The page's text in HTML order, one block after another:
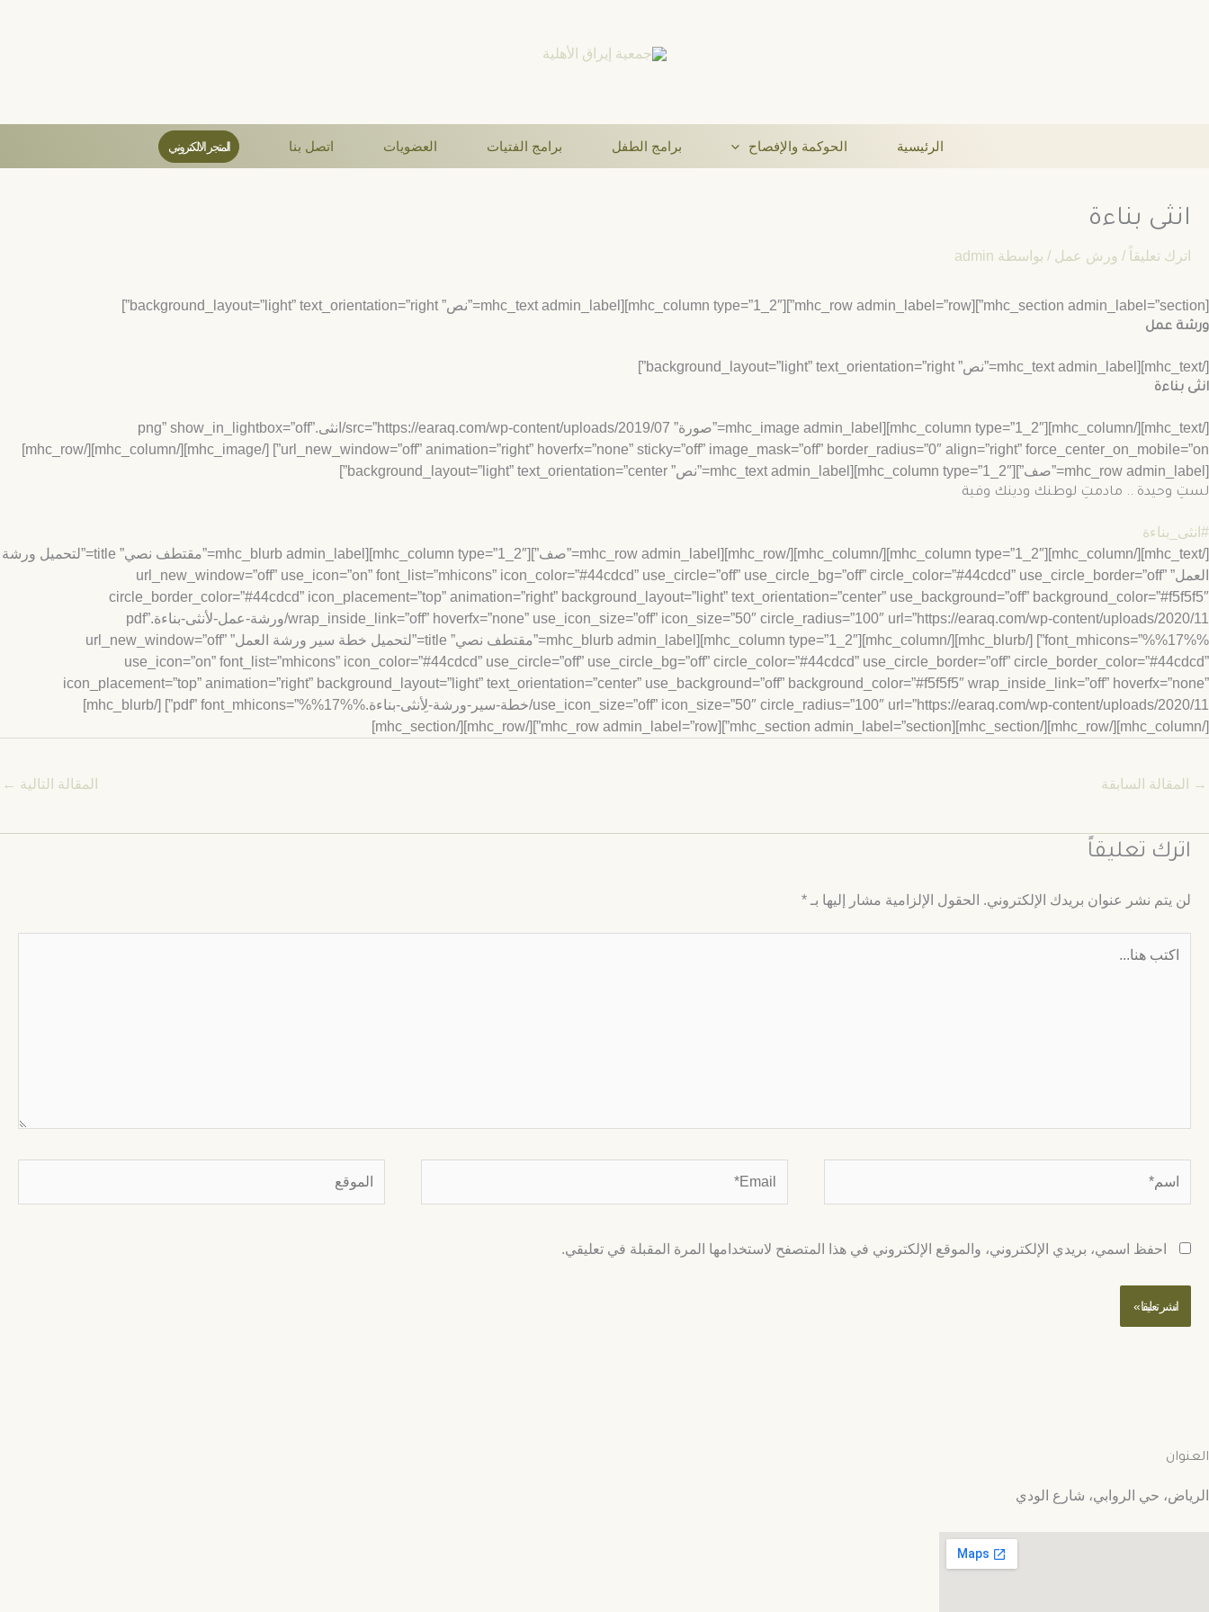
الرئيسية الحوكمة والإفصاح برامج الطفل برامج الفتيات العضويات اتصل بنا المتجر الالكتروني
انثى بناءة
اترك تعليقاً / ورش عمل / بواسطة admin
[mhc_section admin_label=”section”][mhc_row admin_label=”row”][mhc_column type=”1_2″][mhc_text admin_label=”نص” background_layout=”light” text_orientation=”right”]
ورشة عمل
[/mhc_text][mhc_text admin_label=”نص” background_layout=”light” text_orientation=”right”]
انثى بناءة
[/mhc_text][/mhc_column][mhc_column type=”1_2″][mhc_image admin_label=”صورة” src=”https://earaq.com/wp-content/uploads/2019/07/انثى.png” show_in_lightbox=”off”
url_new_window=”off” animation=”right” hoverfx=”none” sticky=”off” image_mask=”off” border_radius=”0″ align=”right” force_center_on_mobile=”on”] [/mhc_image][/mhc_column][/mhc_row]
[mhc_row admin_label=”صف”][mhc_column type=”1_2″][mhc_text admin_label=”نص” background_layout=”light” text_orientation=”center”]
لستِ وحيدة .. مادمتِ لوطنك ودينك وفية
#انثى_بناءة
[/mhc_text][/mhc_column][mhc_column type=”1_2″][/mhc_column][/mhc_row][mhc_row admin_label=”صف”][mhc_column type=”1_2″][mhc_blurb admin_label=”مقتطف نصي” title=”لتحميل ورشة
العمل” url_new_window=”off” use_icon=”on” font_list=”mhicons” icon_color=”#44cdcd” use_circle=”off” use_circle_bg=”off” circle_color=”#44cdcd” use_circle_border=”off”
circle_border_color=”#44cdcd” icon_placement=”top” animation=”right” background_layout=”light” text_orientation=”center” use_background=”off” background_color=”#f5f5f5″
wrap_inside_link=”off” hoverfx=”none” use_icon_size=”off” icon_size=”50″ circle_radius=”100″ url=”https://earaq.com/wp-content/uploads/2020/11/ورشة-عمل-لأنثى-بناءة.pdf”
font_mhicons=”%%17%%”] [/mhc_blurb][/mhc_column][mhc_column type=”1_2″][mhc_blurb admin_label=”مقتطف نصي” title=”لتحميل خطة سير ورشة العمل” url_new_window=”off”
use_icon=”on” font_list=”mhicons” icon_color=”#44cdcd” use_circle=”off” use_circle_bg=”off” circle_color=”#44cdcd” use_circle_border=”off” circle_border_color=”#44cdcd”
icon_placement=”top” animation=”right” background_layout=”light” text_orientation=”center” use_background=”off” background_color=”#f5f5f5″ wrap_inside_link=”off” hoverfx=”none”
use_icon_size=”off” icon_size=”50″ circle_radius=”100″ url=”https://earaq.com/wp-content/uploads/2020/11/خطة-سير-ورشة-لِأنثى-بناءة.pdf” font_mhicons=”%%17%%”] [/mhc_blurb]
[/mhc_column][/mhc_row][/mhc_section][mhc_section admin_label=”section”][mhc_row admin_label=”row”][/mhc_row][/mhc_section]
→ المقالة السابقة المقالة التالية ←
اترك تعليقاً
لن يتم نشر عنوان بريدك الإلكتروني. الحقول الإلزامية مشار إليها بـ *
هنا...
احفظ اسمي، بريدي الإلكتروني، والموقع الإلكتروني في هذا المتصفح لاستخدامها المرة المقبلة في تعليقي.
العنوان
الرياض، حي الروابي، شارع الودي